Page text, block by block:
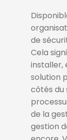
de
Cela
installer,
solution
côtés du
de la
gestion